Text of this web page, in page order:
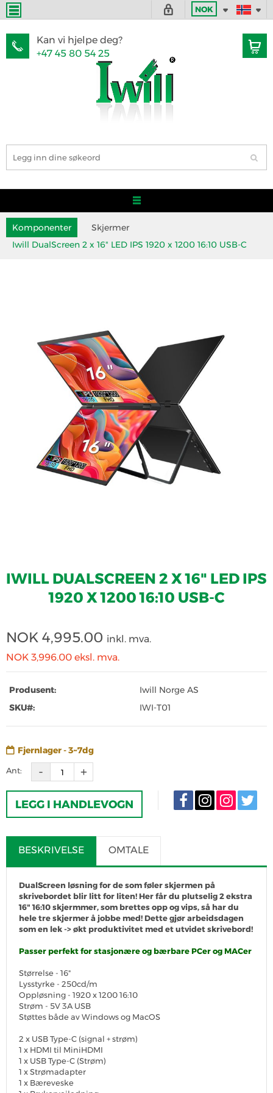
NOK
Kan vi hjelpe deg?
+47 45 80 54 25
Komponenter
Skjermer
Iwill DualScreen 2 x 16" LED IPS 1920 x 1200 16:10 USB-C
IWILL DUALSCREEN 2 X 16" LED IPS
1920 X 1200 16:10 USB-C
NOK 4,995.00 inkl. mva.
NOK 3,996.00 eksl. mva.
Produsent:
Iwill Norge AS
SKU#:
IWI-T01
Fjernlager - 3~7dg
Ant:
LEGG I HANDLEVOGN
BESKRIVELSE OMTALE
DualScreen løsning for de som føler skjermen på
skrivebordet blir litt for liten! Her får du plutselig 2 ekstra
16" 16:10 skjermmer, som brettes opp og vips, så har du
hele tre skjermer å jobbe med! Dette gjør arbeidsdagen
som en lek -> økt produktivitet med et utvidet skrivebord!
Passer perfekt for stasjonære og bærbare PCer og MACer
Størrelse - 16"
Lysstyrke - 250cd/m
Oppløsning - 1920 x 1200 16:10
Strøm - 5V 3A USB
Støttes både av Windows og MacOS
2 x USB Type-C (signal + strøm)
1 x HDMI til MiniHDMI
1 x USB Type-C (Strøm)
1 x Strømadapter
1 x Bæreveske